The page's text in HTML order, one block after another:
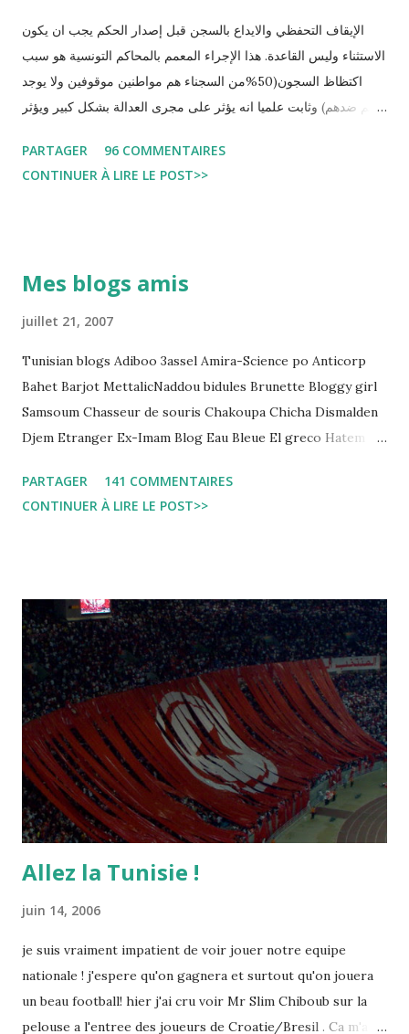
الإيقاف التحفظي والايداع بالسجن قبل إصدار الحكم يجب ان يكون
الاستثناء وليس القاعدة. هذا الإجراء المعمم بالمحاكم التونسية هو سبب
اكتظاظ السجون(50%من السجناء هم مواطنين موقوفين ولا يوجد
حكم ضدهم) وثابت علميا انه يؤثر على مجرى العدالة بشكل كبير ويؤثر
التي قضاها تحفظيا . هذه الممارسات تسبب كوارث اجتماعية واقتصادية
و تجعل المواطن يحقد على المنظومة القضائية و يحس بالظلم و القهر
regard des Lignes directrices Luanda"
PARTAGER
96 COMMENTAIRES
CONTINUER À LIRE LE POST>>
Mes blogs amis
juillet 21, 2007
Tunisian blogs Adiboo 3assel Amira-Science po Anticorp
Bahet Barjot MettalicNaddou bidules Brunette Bloggy girl
Samsoum Chasseur de souris Chakoupa Chicha Dismalden
Djem Etranger Ex-Imam Blog Eau Bleue El greco Hatem
Leila fi amarikia Little Sarah American girl Massir mots a
dire Mouch ex Mazzika Tun...
PARTAGER
141 COMMENTAIRES
CONTINUER À LIRE LE POST>>
Allez la Tunisie !
juin 14, 2006
je suis vraiment impatient de voir jouer notre equipe
nationale ! j'espere qu'on gagnera et surtout qu'on jouera
un beau football! hier j'ai cru voir Mr Slim Chiboub sur la
pelouse a l'entree des joueurs de Croatie/Bresil . Ca m'a